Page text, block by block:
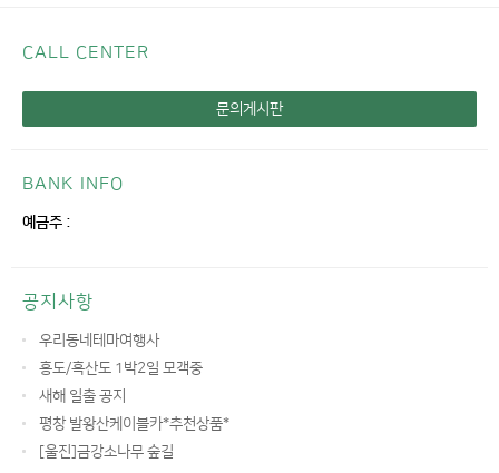
CALL CENTER
문의게시판
BANK INFO
예금주 :
공지사항
우리동네테마여행사
홍도/흑산도 1박2일 모객중
새해 일출 공지
평창 발왕산케이블카*추천상품*
[울진]금강소나무 숲길